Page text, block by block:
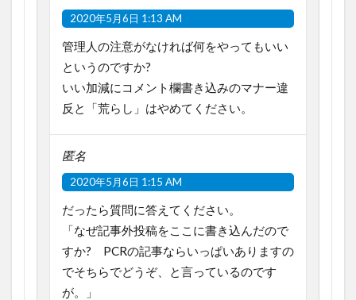
2020年5月6日 1:13 AM
管理人の注意がなければ何をやってもいい
というのですか?
いい加減にコメント欄書き込みのマナー違
反と「荒らし」はやめてください。
匿名
2020年5月6日 1:15 AM
だったら質問に答えてください。
「なぜ記事外投稿をここに書き込んだので
すか? PCRの記事ならいっぱいありますの
でそちらでどうぞ、と言っているのです
が。」